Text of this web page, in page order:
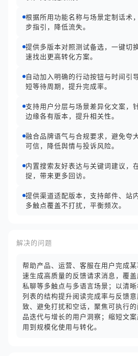
根据所用功能名称与场景定制话术
步指引，降低流失。
提供多版本对照测试备选，一键切
速找出更高转化方案。
自动加入明确的行动按钮与时间引
短等待周期，提升完成率。
支持用户分层与场景差异化文案，
边缘各有版本，提升相关性。
融合品牌语气与合规要求，避免夸
可信，降低舆情与投诉风险。
内置搜索友好表达与关键词建议，
捉，带来更多回访。
提供渠道适配版本，支持邮件、站
多触点覆盖不打扰，平衡频次。
解决的问题
帮助产品、运营、客服在用户完成
速生成高质量的反馈请求消息，覆盖
私聊等多触点与多语言场景；以清
列表的结构提升阅读完成率与反馈
致、避免打扰和空话，聚焦可执行
品迭代与增长的用户洞察；缩短文
用到规模化使用与转化。